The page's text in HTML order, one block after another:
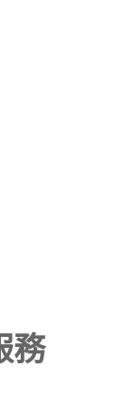
務